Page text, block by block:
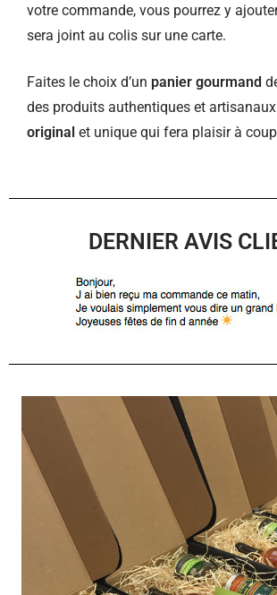
votre commande, vous pourrez y
sera joint au colis sur une carte.
Faites le choix d’un panier gourmand
des produits authentiques et
original et unique qui fera plaisir à
DERNIER AVIS